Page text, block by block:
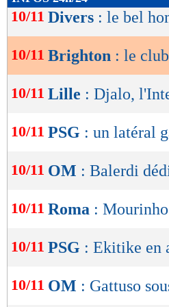
de
OK
10/11 Divers : le bel
10/11 Brighton : le
10/11 Lille : Djalo,
10/11 PSG : un latéral
10/11 OM : Balerdi
10/11 Roma :
10/11 PSG : Ekitike en
10/11 OM : Gattuso